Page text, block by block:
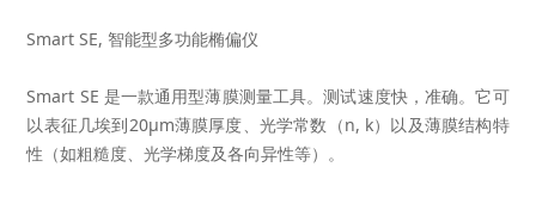
Smart SE, 智能型多功能椭偏仪
Smart SE 是一款通用型薄膜测量工具。测试速度快，准确。它可
以表征几埃到20µm薄膜厚度、光学常数（n, k）以及薄膜结构特
性（如粗糙度、光学梯度及各向异性等）。